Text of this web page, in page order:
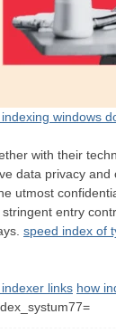
windows
with their
data privacy and
utmost
entry
speed index of
links how